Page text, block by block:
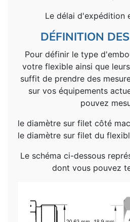
Le délai d'expédition
DÉFINITION
Pour définir le type
votre flexible ainsi que
suffit de prendre des
sur vos équipements
pouvez
le diamètre sur filet côté
le diamètre sur filet du
Le schéma ci-dessous
dont vous pouvez